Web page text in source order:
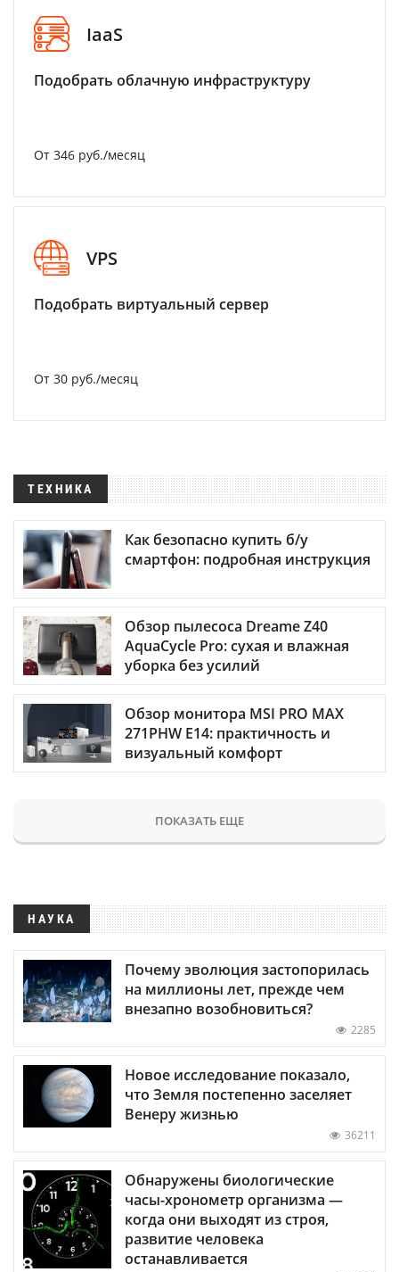
IaaS
Подобрать облачную инфраструктуру
От 346 руб./месяц
VPS
Подобрать виртуальный сервер
От 30 руб./месяц
ТЕХНИКА
Как безопасно купить б/у
смартфон: подробная инструкция
Обзор пылесоса Dreame Z40
AquaCycle Pro: сухая и влажная
уборка без усилий
Обзор монитора MSI PRO MAX
271PHW E14: практичность и
визуальный комфорт
ПОКАЗАТЬ ЕЩЕ
НАУКА
Почему эволюция застопорилась
на миллионы лет, прежде чем
внезапно возобновиться?
2285
Новое исследование показало,
что Земля постепенно заселяет
Венеру жизнью
36211
Обнаружены биологические
часы-хронометр организма —
когда они выходят из строя,
развитие человека
останавливается